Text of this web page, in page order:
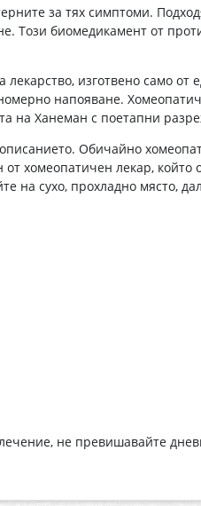
за тях симптоми.
Този биомедикамент от
изготвено само от
напояване.
на Ханеман с поетапни
Обичайно
хомеопатичен лекар, който
на сухо, прохладно място,
не превишавайте